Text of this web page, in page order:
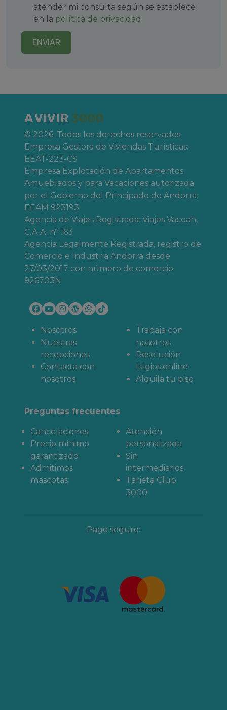
atender mi consulta según se establece
en la política de privacidad
ENVIAR
A VIVIR 3000
© 2026. Todos los derechos reservados.
Empresa Gestora de Viviendas Turísticas:
EEAT-223-CS
Empresa Explotación de Apartamentos
Amueblados y para Vacaciones autorizada
por el Gobierno del Principado de Andorra:
EEAM 923193
Agencia de Viajes Registrada: Viajes Vacoah,
C.A.A. nº 163
Agencia Legalmente Registrada, registro de
Comercio e Industria Andorra desde
27/03/2017 con número de comercio
926703N
Nosotros
Nuestras
recepciones
Contacta con
nosotros
Trabaja con
nosotros
Resolución
litigios online
Alquila tu piso
Preguntas frecuentes
Cancelaciones
Precio mínimo
garantizado
Admitimos
mascotas
Atención
personalizada
Sin
intermediarios
Tarjeta Club
3000
Pago seguro: